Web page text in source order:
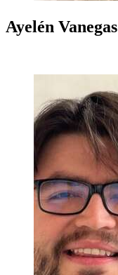
Ayelén Vanegas